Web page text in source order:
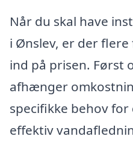
Når du skal have
i Ønslev, er der
ind på prisen. Først
afhænger
specifikke behov
effektiv